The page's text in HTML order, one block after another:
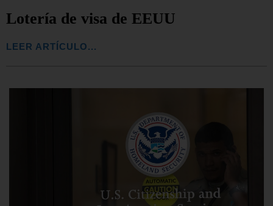
Lotería de visa de EEUU
LEER ARTÍCULO...